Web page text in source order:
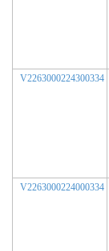
V2263000224300334
V2263000224000334